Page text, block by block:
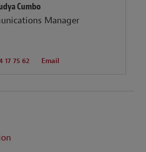
Cumbo
Manager
17 75 62 Email